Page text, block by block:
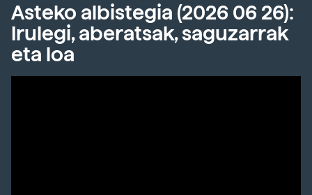
Asteko albistegia (2026 06 26):
Irulegi, aberatsak, saguzarrak
eta loa